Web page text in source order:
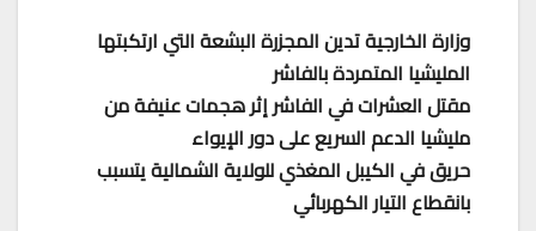
وزارة الخارجية تدين المجزرة البشعة التي ارتكبتها
المليشيا المتمردة بالفاشر
مقتل العشرات في الفاشر إثر هجمات عنيفة من
مليشيا الدعم السريع على دور الإيواء
حريق في الكيبل المغذي للولاية الشمالية يتسبب
بانقطاع التيار الكهربائي